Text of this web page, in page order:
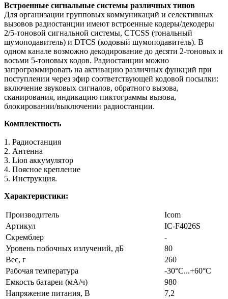
Встроенные сигнальные системы различных типов
Для организации групповых коммуникаций и селективных
вызовов радиостанции имеют встроенные кодеры/декодеры
2/5-тоновой сигнальной системы, CTCSS (тональный
шумоподавитель) и DTCS (кодовый шумоподавитель). В
одном канале возможно декодирование до десяти 2-тоновых и
восьми 5-тоновых кодов. Радиостанции можно
запрограммировать на активацию различных функций при
поступлении через эфир соответствующей кодовой посылки:
включение звуковых сигналов, обратного вызова,
сканирования, индикацию пиктограммы вызова,
блокировании/выключении радиостанции.
Комплектность
1. Радиостанция
2. Антенна
3. Lion аккумулятор
4. Поясное крепление
5. Инструкция.
Характеристики:
Производитель
Icom
Артикул
IC-F4026S
Скремблер
-
Уровень побочных излучений, дБ
80
Вес, г
260
Рабочая температура
-30°С...+60°С
Емкость батареи (мА/ч)
980
Напряжение питания, В
7,2